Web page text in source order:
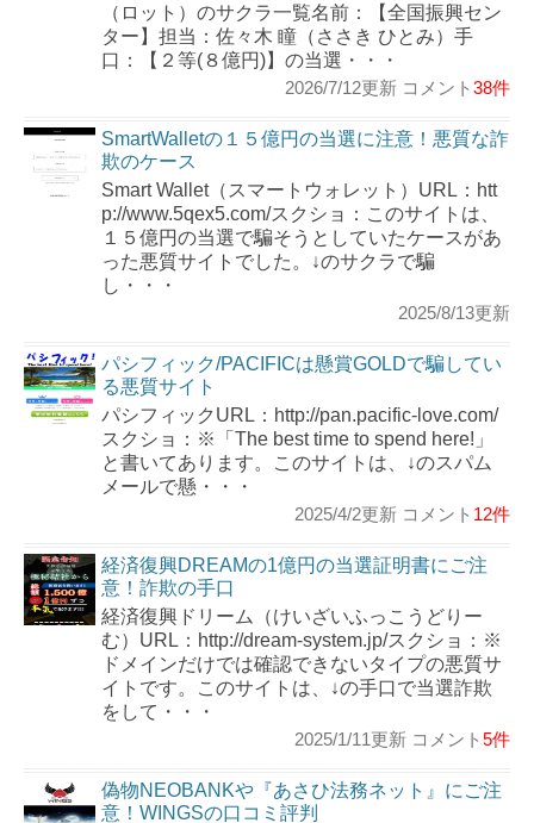
（ロット）のサクラ一覧名前：【全国振興セン
ター】担当：佐々木 瞳（ささき ひとみ）手
口：【２等(８億円)】の当選・・・
2026/7/12更新 コメント 38件
SmartWalletの１５億円の当選に注意！悪質な詐
欺のケース
Smart Wallet（スマートウォレット）URL：htt
p://www.5qex5.com/スクショ：このサイトは、
１５億円の当選で騙そうとしていたケースがあ
った悪質サイトでした。↓のサクラで騙
し・・・
2025/8/13更新
パシフィック/PACIFICは懸賞GOLDで騙してい
る悪質サイト
パシフィックURL：http://pan.pacific-love.com/
スクショ：※「The best time to spend here!」
と書いてあります。このサイトは、↓のスパム
メールで懸・・・
2025/4/2更新 コメント 12件
経済復興DREAMの1億円の当選証明書にご注
意！詐欺の手口
経済復興ドリーム（けいざいふっこうどりー
む）URL：http://dream-system.jp/スクショ：※
ドメインだけでは確認できないタイプの悪質サ
イトです。このサイトは、↓の手口で当選詐欺
をして・・・
2025/1/11更新 コメント 5件
偽物NEOBANKや『あさひ法務ネット』にご注
意！WINGSの口コミ評判